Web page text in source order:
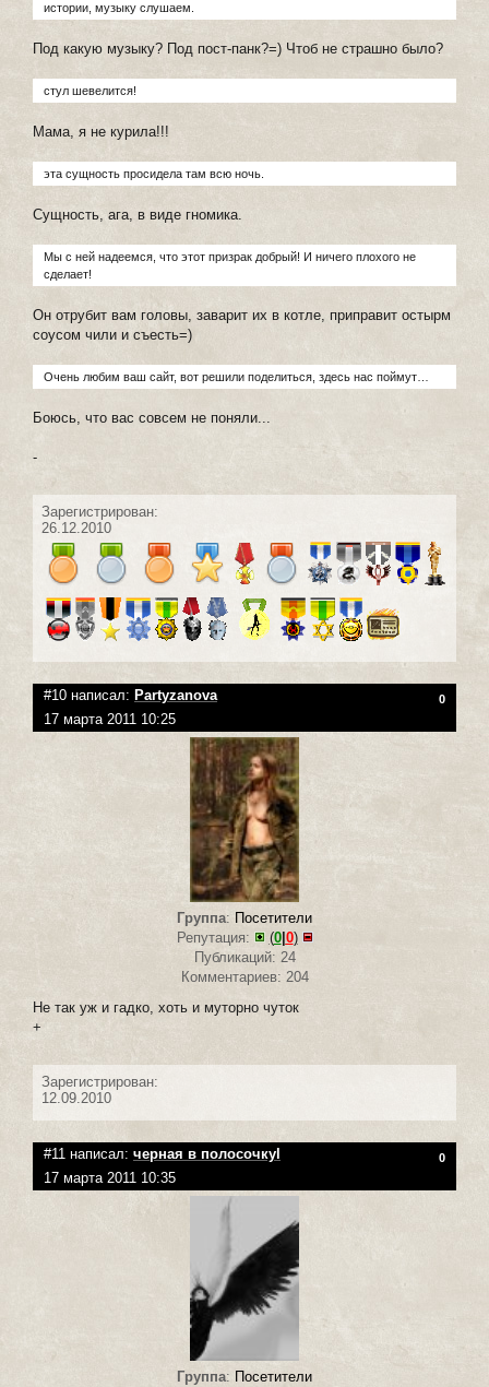
истории, музыку слушаем.
Под какую музыку? Под пост-панк?=) Чтоб не страшно было?
стул шевелится!
Мама, я не курила!!!
эта сущность просидела там всю ночь.
Сущность, ага, в виде гномика.
Мы с ней надеемся, что этот призрак добрый! И ничего плохого не
сделает!
Он отрубит вам головы, заварит их в котле, приправит остырм
соусом чили и съесть=)
Очень любим ваш сайт, вот решили поделиться, здесь нас поймут…
Боюсь, что вас совсем не поняли...
-
Зарегистрирован:
26.12.2010
#10 написал: Partyzanova 0
17 марта 2011 10:25
Группа: Посетители
Репутация:
(0| 0)
Публикаций: 24
Комментариев: 204
Не так уж и гадко, хоть и муторно чуток
+
Зарегистрирован:
12.09.2010
#11 написал: черная в полосочкуl 0
17 марта 2011 10:35
Группа: Посетители